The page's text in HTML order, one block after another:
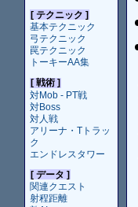
[ テクニック ]
基本テクニック
弓テクニック
罠テクニック
トーキーAA集
[ 戦術 ]
対Mob - PT戦
対Boss
対人戦
アリーナ・Tトラッ
ク
エンドレスタワー
[ データ ]
関連クエスト
射程距離